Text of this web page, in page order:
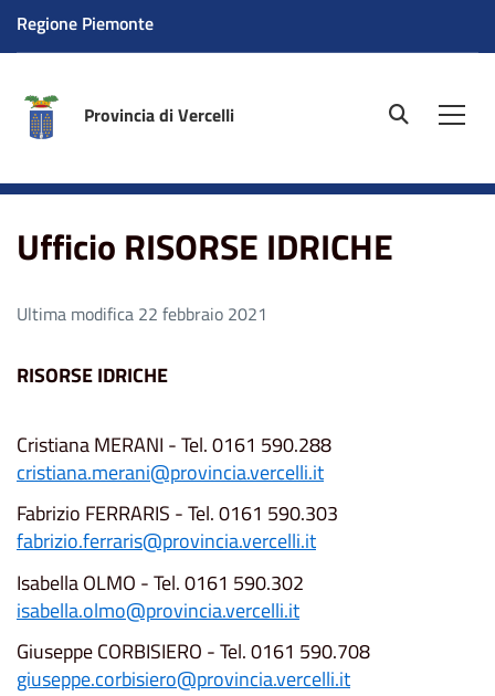
Regione Piemonte
Provincia di Vercelli site.searc
Ufficio RISORSE IDRICHE
Ultima modifica 22 febbraio 2021
RISORSE IDRICHE
Cristiana MERANI - Tel. 0161 590.288
cristiana.merani@provincia.vercelli.it
Fabrizio FERRARIS - Tel. 0161 590.303
fabrizio.ferraris@provincia.vercelli.it
Isabella OLMO - Tel. 0161 590.302
isabella.olmo@provincia.vercelli.it
Giuseppe CORBISIERO - Tel. 0161 590.708
giuseppe.corbisiero@provincia.vercelli.it